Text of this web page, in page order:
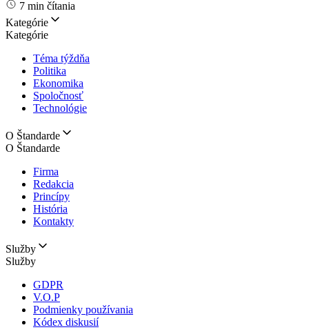
7 min čítania
Kategórie
Kategórie
Téma týždňa
Politika
Ekonomika
Spoločnosť
Technológie
O Štandarde
O Štandarde
Firma
Redakcia
Princípy
História
Kontakty
Služby
Služby
GDPR
V.O.P
Podmienky používania
Kódex diskusií